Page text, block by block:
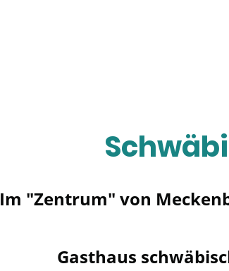
Im "Zentrum" von
Gasthaus